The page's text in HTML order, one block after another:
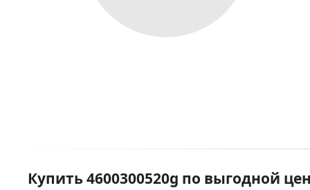
Купить 4600300520g по выгодной